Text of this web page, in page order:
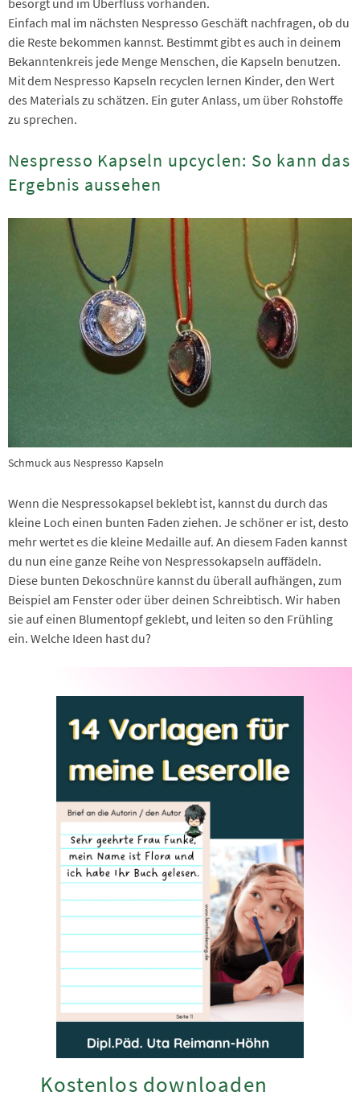
besorgt und im Überfluss vorhanden.
Einfach mal im nächsten Nespresso Geschäft nachfragen, ob du
die Reste bekommen kannst. Bestimmt gibt es auch in deinem
Bekanntenkreis jede Menge Menschen, die Kapseln benutzen.
Mit dem Nespresso Kapseln recyclen lernen Kinder, den Wert
des Materials zu schätzen. Ein guter Anlass, um über Rohstoffe
zu sprechen.
Nespresso Kapseln upcyclen: So kann das
Ergebnis aussehen
Schmuck aus Nespresso Kapseln
Wenn die Nespressokapsel beklebt ist, kannst du durch das
kleine Loch einen bunten Faden ziehen. Je schöner er ist, desto
mehr wertet es die kleine Medaille auf. An diesem Faden kannst
du nun eine ganze Reihe von Nespressokapseln auffädeln.
Diese bunten Dekoschnüre kannst du überall aufhängen, zum
Beispiel am Fenster oder über deinen Schreibtisch. Wir haben
sie auf einen Blumentopf geklebt, und leiten so den Frühling
ein. Welche Ideen hast du?
Kostenlos downloaden